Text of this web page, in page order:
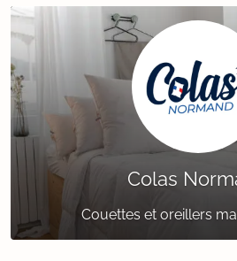
Colas
Couettes et oreillers